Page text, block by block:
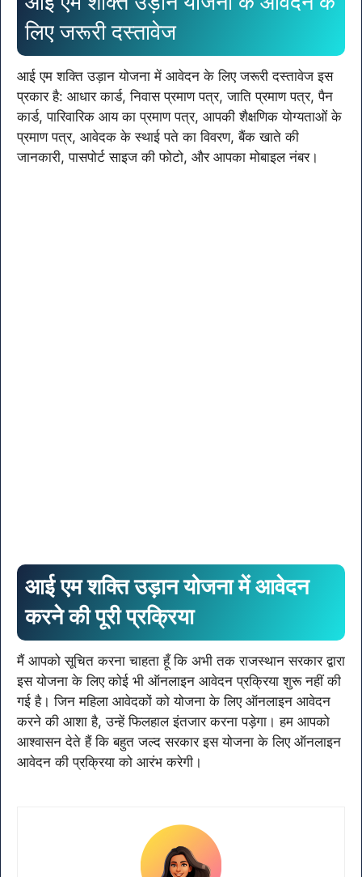
लिए जरूरी दस्तावेज
आई एम शक्ति उड़ान योजना में आवेदन के लिए जरूरी दस्तावेज इस
प्रकार है: आधार कार्ड, निवास प्रमाण पत्र, जाति प्रमाण पत्र, पैन
कार्ड, पारिवारिक आय का प्रमाण पत्र, आपकी शैक्षणिक योग्यताओं के
प्रमाण पत्र, आवेदक के स्थाई पते का विवरण, बैंक खाते की
जानकारी, पासपोर्ट साइज की फोटो, और आपका मोबाइल नंबर।
आई एम शक्ति उड़ान योजना में आवेदन
करने की पूरी प्रक्रिया
मैं आपको सूचित करना चाहता हूँ कि अभी तक राजस्थान सरकार द्वारा
इस योजना के लिए कोई भी ऑनलाइन आवेदन प्रक्रिया शुरू नहीं की
गई है। जिन महिला आवेदकों को योजना के लिए ऑनलाइन आवेदन
करने की आशा है, उन्हें फिलहाल इंतजार करना पड़ेगा। हम आपको
आश्वासन देते हैं कि बहुत जल्द सरकार इस योजना के लिए ऑनलाइन
आवेदन की प्रक्रिया को आरंभ करेगी।